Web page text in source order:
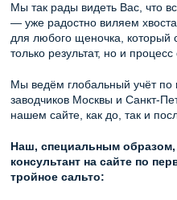
Мы так рады видеть Вас, что
— уже радостно виляем
для любого щеночка, который
только результат, но и
Мы ведём глобальный учёт
заводчиков Москвы и Санкт-
нашем сайте, как до, так и
Наш, специальным
консультант на сайте по
тройное сальто: